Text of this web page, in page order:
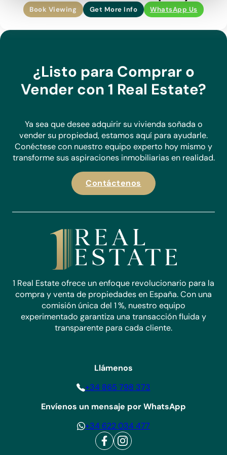
Book Viewing Get More Info WhatsApp Us
¿Listo para Comprar o
Vender con 1 Real Estate?
Ya sea que desee adquirir su vivienda soñada o
vender su propiedad, estamos aquí para ayudarle.
Conéctese con nuestro equipo experto hoy mismo y
transforme sus aspiraciones inmobiliarias en realidad.
Contáctenos
1 Real Estate ofrece un enfoque revolucionario para la
compra y venta de propiedades en España. Con una
comisión única del 1 %, nuestro equipo
experimentado garantiza una transacción fluida y
transparente para cada cliente.
Llámenos
+34 865 798 373
Envíenos un mensaje por WhatsApp
+34 622 034 477